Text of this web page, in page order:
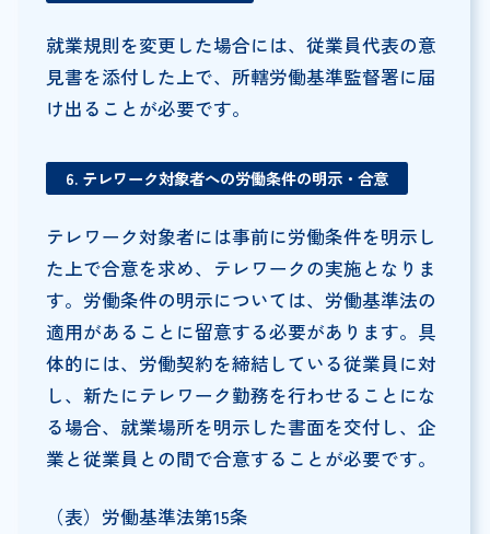
就業規則を変更した場合には、従業員代表の意
見書を添付した上で、所轄労働基準監督署に届
け出ることが必要です。
6. テレワーク対象者への労働条件の明示・合意
テレワーク対象者には事前に労働条件を明示し
た上で合意を求め、テレワークの実施となりま
す。労働条件の明示については、労働基準法の
適用があることに留意する必要があります。具
体的には、労働契約を締結している従業員に対
し、新たにテレワーク勤務を行わせることにな
る場合、就業場所を明示した書面を交付し、企
業と従業員との間で合意することが必要です。
（表）労働基準法第15条